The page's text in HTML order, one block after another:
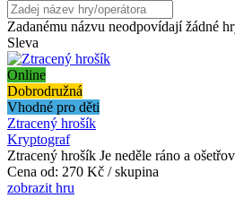
Zadanému názvu neodpovídají žádné
Sleva
Online
Dobrodružná
Vhodné pro děti
Ztracený hrošík
Kryptograf
Ztracený hrošík Je neděle ráno a
Cena od: 270 Kč / skupina
zobrazit hru